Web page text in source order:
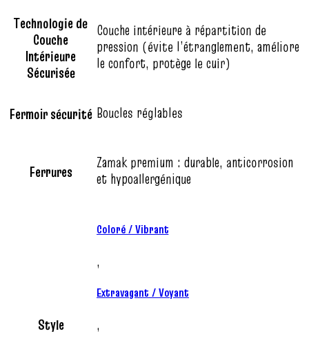
Technologie de
Couche
Intérieure
Sécurisée
Couche intérieure à répartition de
pression (évite l’étranglement, améliore
le confort, protège le cuir)
Fermoir sécurité Boucles réglables
Ferrures
Zamak premium : durable, anticorrosion
et hypoallergénique
Style
Coloré / Vibrant
,
Extravagant / Voyant
,